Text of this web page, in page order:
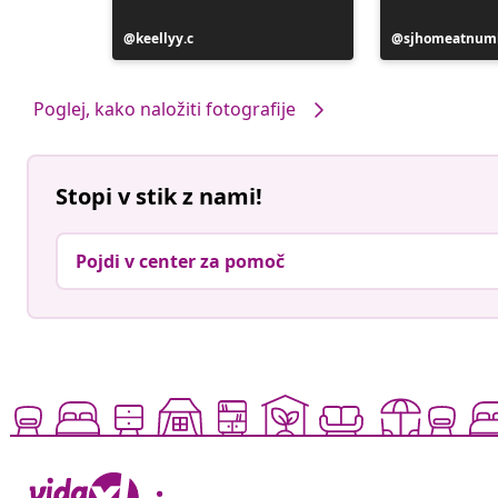
Objavo
je
keellyy.c
Objavo
je
Poglej, kako naložiti fotografije
Stopi v stik z nami!
Pojdi v center za pomoč